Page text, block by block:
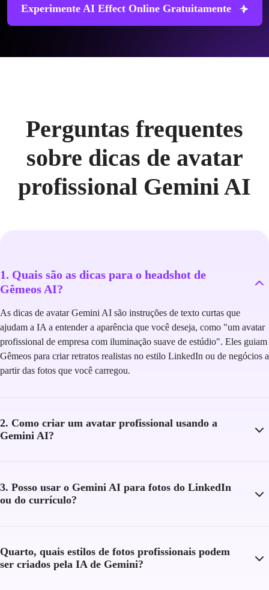
Experimente AI Effect Online Gratuitamente
Perguntas frequentes
sobre dicas de avatar
profissional Gemini AI
1. Quais são as dicas para o headshot de
Gêmeos AI?
As dicas de avatar Gemini AI são instruções de texto curtas que
ajudam a IA a entender a aparência que você deseja, como "um avatar
profissional de empresa com iluminação suave de estúdio". Eles guiam
Gêmeos para criar retratos realistas no estilo LinkedIn ou de negócios a
partir das fotos que você carregou.
2. Como criar um avatar profissional usando a
Gemini AI?
3. Posso usar o Gemini AI para fotos do LinkedIn
ou do currículo?
Quarto, quais estilos de fotos profissionais podem
ser criados pela IA de Gemini?